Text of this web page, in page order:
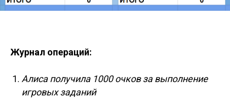
Журнал операций:
Алиса получила 1000 очков за выполнение
игровых заданий